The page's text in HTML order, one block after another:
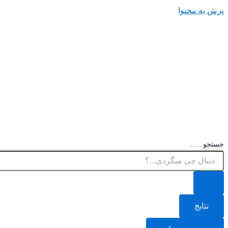
پرش به محتوا
جستجو . . .
نتایج